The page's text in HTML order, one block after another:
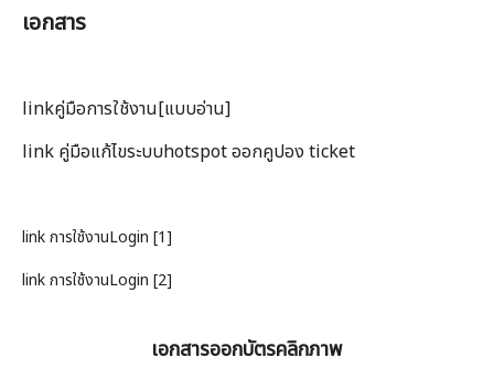
ชำระ
เงื่อนไข
รับ
ประกัน
ความ
รู้
เอกสาร
linkคู่มือการใช้งาน[แบบอ่าน]
link คู่มือแก้ไขระบบhotspot ออกคูปอง ticket
link การใช้งานLogin [1]
link การใช้งานLogin [2]
เอกสารออกบัตรคลิกภาพ